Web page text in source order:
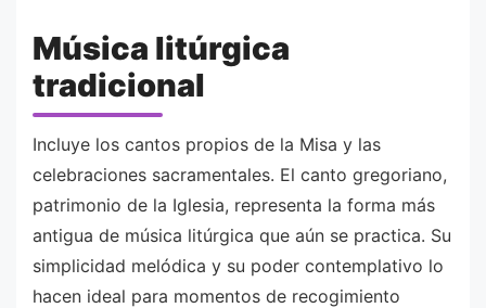
Música litúrgica
tradicional
Incluye los cantos propios de la Misa y las
celebraciones sacramentales. El canto gregoriano,
patrimonio de la Iglesia, representa la forma más
antigua de música litúrgica que aún se practica. Su
simplicidad melódica y su poder contemplativo lo
hacen ideal para momentos de recogimiento